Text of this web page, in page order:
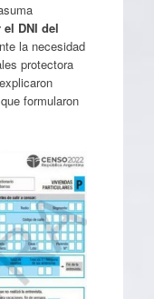
DNI del
la necesidad
protectora
formularon